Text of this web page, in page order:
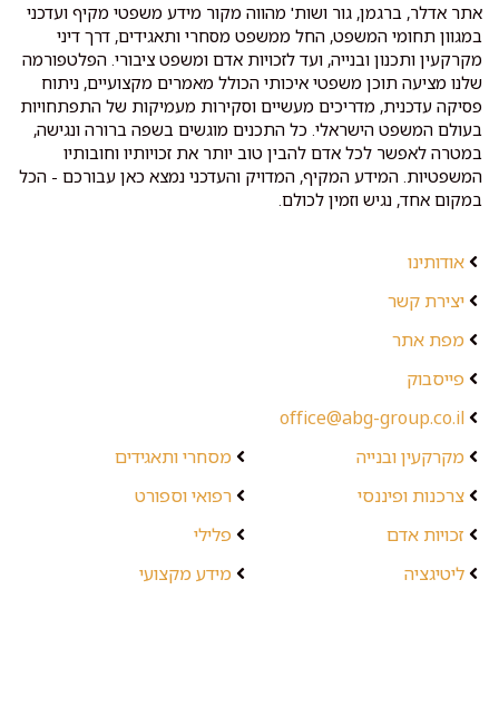
אתר אדלר, ברגמן, גור ושות' מהווה מקור מידע משפטי מקיף ועדכני
במגוון תחומי המשפט, החל ממשפט מסחרי ותאגידים, דרך דיני
מקרקעין ותכנון ובנייה, ועד לזכויות אדם ומשפט ציבורי. הפלטפורמה
שלנו מציעה תוכן משפטי איכותי הכולל מאמרים מקצועיים, ניתוח
פסיקה עדכנית, מדריכים מעשיים וסקירות מעמיקות של התפתחויות
בעולם המשפט הישראלי. כל התכנים מוגשים בשפה ברורה ונגישה,
במטרה לאפשר לכל אדם להבין טוב יותר את זכויותיו וחובותיו
המשפטיות. המידע המקיף, המדויק והעדכני נמצא כאן עבורכם - הכל
במקום אחד, נגיש וזמין לכולם.
אודותינו
יצירת קשר
מפת אתר
פייסבוק
office@abg-group.co.il
מקרקעין ובנייה
צרכנות ופיננסי
זכויות אדם
ליטיגציה
מסחרי ותאגידים
רפואי וספורט
פלילי
מידע מקצועי